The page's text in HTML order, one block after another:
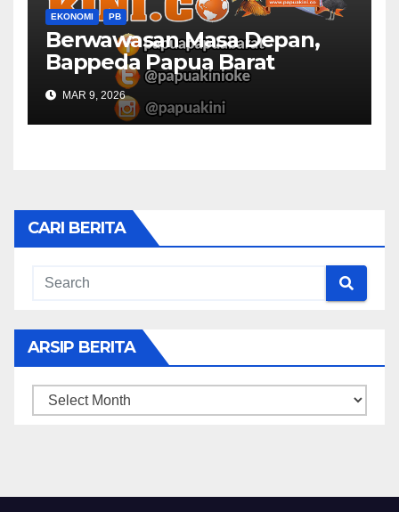
EKONOMI PB
Berwawasan Masa Depan,
Bappeda Papua Barat
Konsultasi Publik RKPD 2027
MAR 9, 2026
CARI BERITA
ARSIP BERITA
ARSIP